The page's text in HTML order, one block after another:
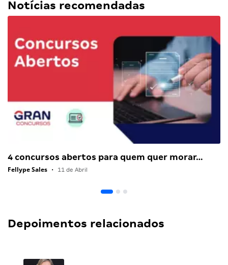
Notícias recomendadas
4 concursos abertos para quem quer morar…
Fellype Sales • 11 de Abril
Depoimentos relacionados